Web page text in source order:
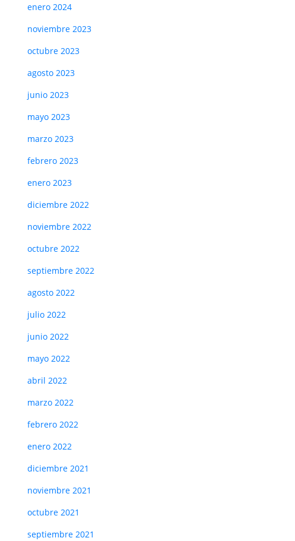
enero 2024
noviembre 2023
octubre 2023
agosto 2023
junio 2023
mayo 2023
marzo 2023
febrero 2023
enero 2023
diciembre 2022
noviembre 2022
octubre 2022
septiembre 2022
agosto 2022
julio 2022
junio 2022
mayo 2022
abril 2022
marzo 2022
febrero 2022
enero 2022
diciembre 2021
noviembre 2021
octubre 2021
septiembre 2021